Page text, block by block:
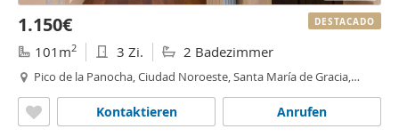
1.150€
101m2 3 Zi. 2 Badezimmer
Pico de la Panocha, Ciudad Noroeste, Santa María de Gracia,
Anrufen
Kontaktieren
DESTACADO